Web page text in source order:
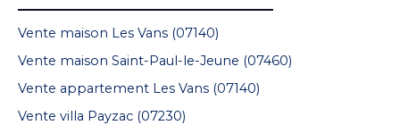
Vente maison Les Vans (07140)
Vente maison Saint-Paul-le-Jeune (07460)
Vente appartement Les Vans (07140)
Vente villa Payzac (07230)